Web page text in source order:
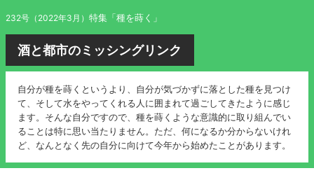
232号（2022年3月） 特集「種を蒔く」
酒と都市のミッシングリンク
自分が種を蒔くというより、自分が気づかずに落とした種を見つけ
て、そして水をやってくれる人に囲まれて過ごしてきたように感じ
ます。そんな自分ですので、種を蒔くような意識的に取り組んでい
ることは特に思い当たりません。ただ、何になるか分からないけれ
ど、なんとなく先の自分に向けて今年から始めたことがあります。